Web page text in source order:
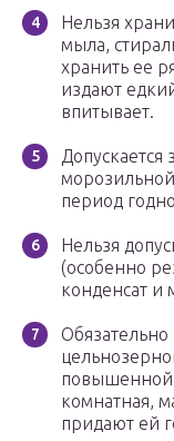
Нельзя
мыла,
хранить ее
издают
впитывает.
период
Нельзя
(особенно
конденсат и
повышенной
комнатная,
придают ей